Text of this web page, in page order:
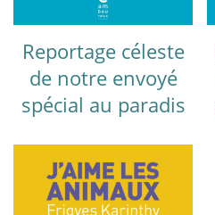
Reportage céleste
de notre envoyé
spécial au paradis